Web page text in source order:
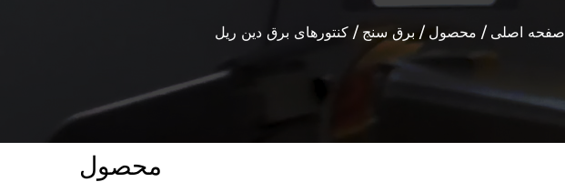
صفحه اصلی / محصول / برق سنج /کنتورهای برق دین ریل
محصول